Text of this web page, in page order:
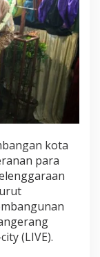
kota
para
(LIVE).